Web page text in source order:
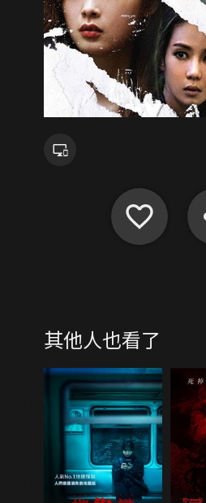
其他人也看了